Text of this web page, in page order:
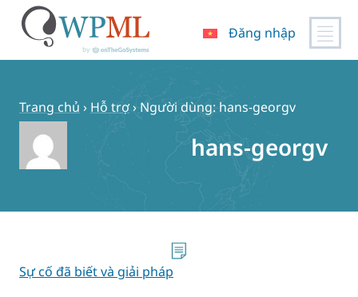
dung
Đăng nhập
Trang chủ › Hỗ trợ› Người dùng: hans-georgv
hans-georgv
Sự cố đã biết và giải pháp